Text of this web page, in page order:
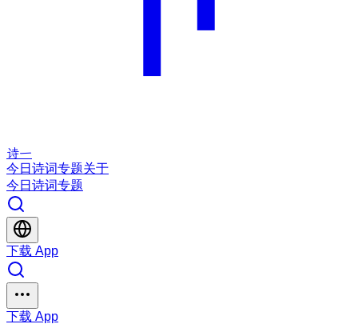
诗一
今日 诗词专题关于
今日 诗词专题
下载 App
下载 App